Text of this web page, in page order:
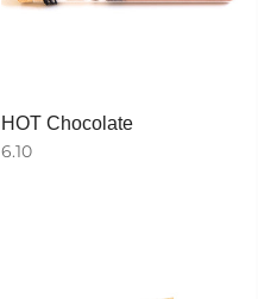
HOT Chocolate
6.10